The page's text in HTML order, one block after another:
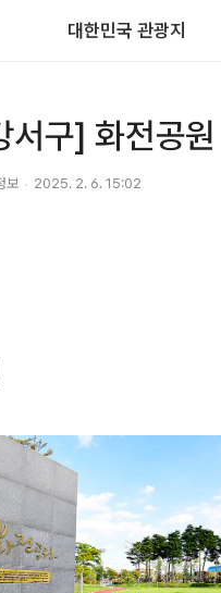
대한민국 관광지
서구] 화전공원
보 2025. 2. 6. 15:02